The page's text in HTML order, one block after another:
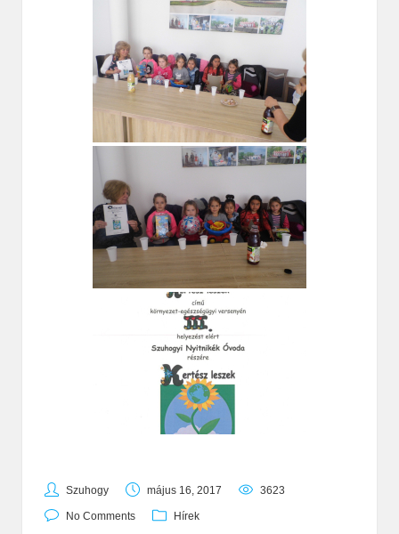
Szuhogy május 16, 2017 3623
No Comments Hírek